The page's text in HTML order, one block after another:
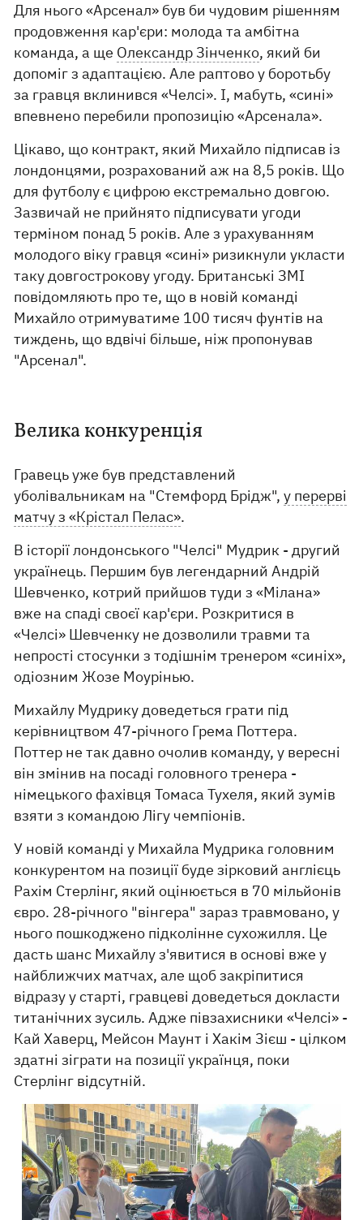
Для нього «Арсенал» був би чудовим рішенням
продовження кар'єри: молода та амбітна
команда, а ще Олександр Зінченко, який би
допоміг з адаптацією. Але раптово у боротьбу
за гравця вклинився «Челсі». І, мабуть, «сині»
впевнено перебили пропозицію «Арсенала».
Цікаво, що контракт, який Михайло підписав із
лондонцями, розрахований аж на 8,5 років. Що
для футболу є цифрою екстремально довгою.
Зазвичай не прийнято підписувати угоди
терміном понад 5 років. Але з урахуванням
молодого віку гравця «сині» ризикнули укласти
таку довгострокову угоду. Британські ЗМІ
повідомляють про те, що в новій команді
Михайло отримуватиме 100 тисяч фунтів на
тиждень, що вдвічі більше, ніж пропонував
"Арсенал".
Велика конкуренція
Гравець уже був представлений
уболівальникам на "Стемфорд Брідж",у перерві
матчу з «Крістал Пелас».
В історії лондонського "Челсі" Мудрик - другий
українець. Першим був легендарний Андрій
Шевченко, котрий прийшов туди з «Мілана»
вже на спаді своєї кар'єри. Розкритися в
«Челсі» Шевченку не дозволили травми та
непрості стосунки з тодішнім тренером «синіх»,
одіозним Жозе Моурінью.
Михайлу Мудрику доведеться грати під
керівництвом 47-річного Грема Поттера.
Поттер не так давно очолив команду, у вересні
він змінив на посаді головного тренера -
німецького фахівця Томаса Тухеля, який зумів
взяти з командою Лігу чемпіонів.
У новій команді у Михайла Мудрика головним
конкурентом на позиції буде зірковий англієць
Рахім Стерлінг, який оцінюється в 70 мільйонів
євро. 28-річного "вінгера" зараз травмовано, у
нього пошкоджено підколінне сухожилля. Це
дасть шанс Михайлу з'явитися в основі вже у
найближчих матчах, але щоб закріпитися
відразу у старті, гравцеві доведеться докласти
титанічних зусиль. Адже півзахисники «Челсі» -
Кай Хаверц, Мейсон Маунт і Хакім Зієш - цілком
здатні зіграти на позиції українця, поки
Стерлінг відсутній.